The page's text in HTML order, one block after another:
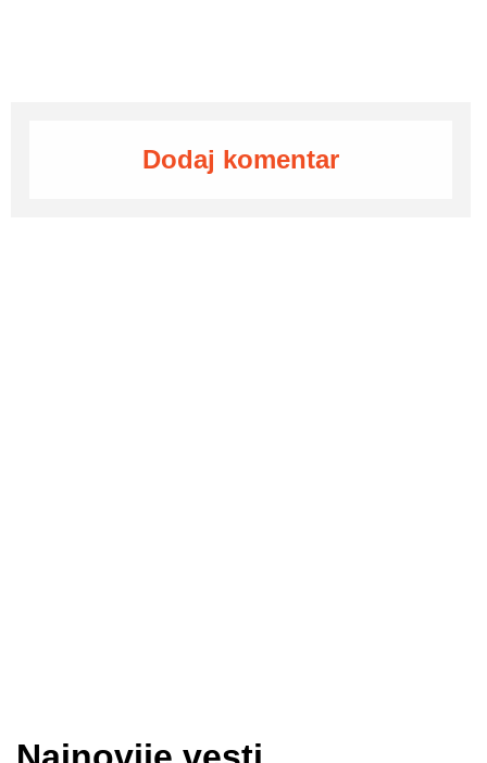
Dodaj komentar